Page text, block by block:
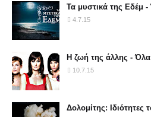
Τα μυστικά της Εδέμ
4.7.15
Η ζωή της άλλης - Όλα
10.7.15
Δολομίτης: Ιδιότητες